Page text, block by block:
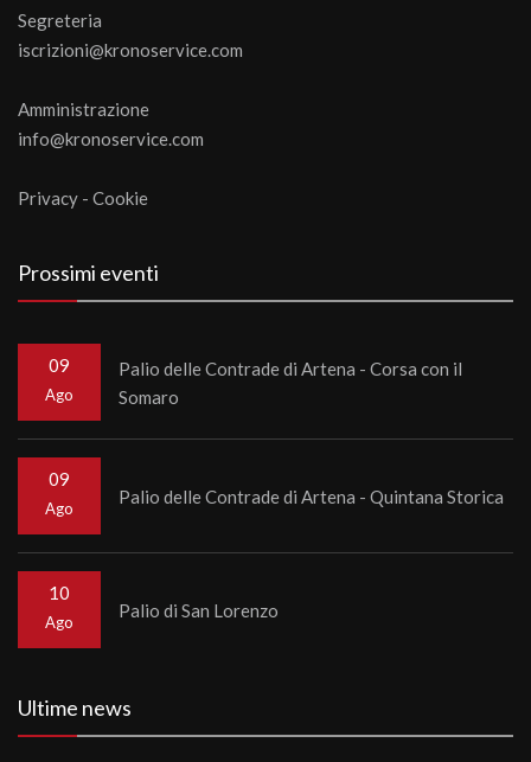
Segreteria
iscrizioni@kronoservice.com
Amministrazione
info@kronoservice.com
Privacy - Cookie
Prossimi eventi
09
Ago
Palio delle Contrade di Artena - Corsa con il
Somaro
09
Ago
Palio delle Contrade di Artena - Quintana Storica
10
Ago
Palio di San Lorenzo
Ultime news